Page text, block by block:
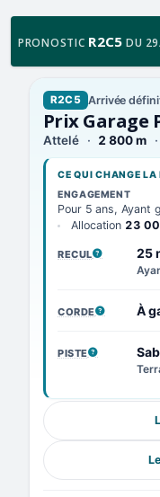
PRONOSTIC R2C5 DU
R2C5 Arrivée
Prix Garage
Attelé 2 800 m
CE QUI CHANGE LA
ENGAGEMENT
Pour 5 ans, Ayant
Allocation 23
RECUL
, VOIR LA 25
CORDE
, VOIR LA À
PISTE
, VOIR LA